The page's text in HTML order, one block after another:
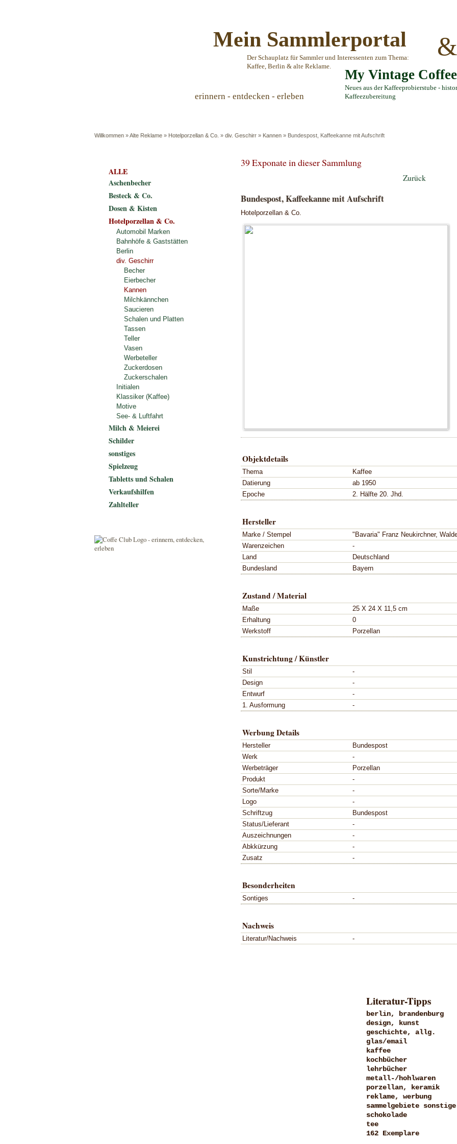
Mein Sammlerportal
Der Schauplatz für Sammler und Interessenten zum Thema:
Kaffee, Berlin & alte Reklame.
&
My Vintage
Neues aus der Kaffeeprobierstube -
Kaffeezubereitung
erinnern - entdecken - erleben
Willkommen »Alte Reklame » Hotelporzellan & Co. » div. Geschirr » Kannen » Bundespost, Kaffeekanne mit Aufschrift
39 Exponate in dieser Sammlung
Zurück
Bundespost, Kaffeekanne mit Aufschrift
Hotelporzellan & Co.
Objektdetails
Thema
Kaffee
Datierung
ab 1950
Epoche
2. Hälfte 20. Jhd.
Hersteller
Marke / Stempel
"Bavaria" Franz Neukirchner,
Warenzeichen
-
Land
Deutschland
Bundesland
Bayern
Zustand / Material
Maße
25 X 24 X 11,5 cm
Erhaltung
0
Werkstoff
Porzellan
Kunstrichtung / Künstler
Stil
-
Design
-
Entwurf
-
1. Ausformung
-
Werbung Details
Hersteller
Bundespost
Werk
-
Werbeträger
Porzellan
Produkt
-
Sorte/Marke
-
Logo
-
Schriftzug
Bundespost
Status/Lieferant
-
Auszeichnungen
-
Abkkürzung
-
Zusatz
-
Besonderheiten
Sontiges -
Nachweis
Literatur/Nachweis -
ALLE
Aschenbecher
Besteck & Co.
Dosen & Kisten
Hotelporzellan & Co.
Automobil Marken
Bahnhöfe & Gaststätten
Berlin
div. Geschirr
Becher
Eierbecher
Kannen
Milchkännchen
Saucieren
Schalen und Platten
Tassen
Teller
Vasen
Werbeteller
Zuckerdosen
Zuckerschalen
Initialen
Klassiker (Kaffee)
Motive
See- & Luftfahrt
Milch & Meierei
Schilder
sonstiges
Spielzeug
Tabletts und Schalen
Verkaufshilfen
Zahlteller
Literatur-Tipps
berlin, brandenburg
design, kunst
geschichte, allg.
glas/email
kaffee
kochbücher
lehrbücher
metall-/hohlwaren
porzellan, keramik
reklame, werbung
sammelgebiete sonstige
schokolade
tee
162 Exemplare